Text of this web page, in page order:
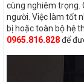
cùng nghiêm trọng.
người. Việc làm tốt
bị hoặc toàn bộ hệ
0965.816.828để